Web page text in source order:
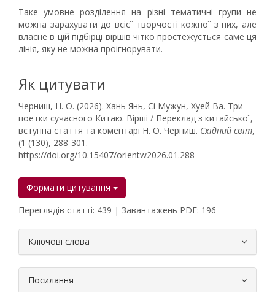
Таке умовне розділення на різні тематичні групи не
можна зарахувати до всієї творчості кожної з них, але
власне в цій підбірці віршів чітко простежується саме ця
лінія, яку не можна проігнорувати.
Як цитувати
Черниш, Н. О. (2026). Хань Янь, Сі Мужун, Хуей Ва. Три
поетки сучасного Китаю. Вірші / Переклад з китайської,
вступна стаття та коментарі Н. О. Черниш. Східний світ,
(1 (130), 288-301.
https://doi.org/10.15407/orientw2026.01.288
Формати цитування
Переглядів статті: 439 | Завантажень PDF: 196
Ключові слова
Посилання